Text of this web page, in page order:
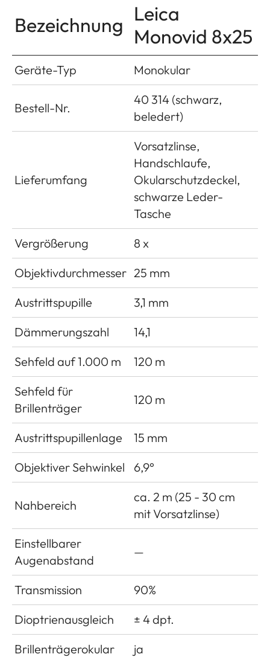
Bezeichnung Leica
Monovid 8x25
Geräte-Typ Monokular
Bestell-Nr.
40 314 (schwarz,
beledert)
Lieferumfang
Vorsatzlinse,
Handschlaufe,
Okularschutzdeckel,
schwarze Leder-
Tasche
Vergrößerung
8 x
Objektivdurchmesser 25 mm
Austrittspupille
3,1 mm
Dämmerungszahl
14,1
Sehfeld auf 1.000 m
120 m
Sehfeld für
Brillenträger
120 m
Austrittspupillenlage
15 mm
Objektiver Sehwinkel
6,9°
Nahbereich
ca. 2 m (25 - 30 cm
mit Vorsatzlinse)
Einstellbarer
Augenabstand
—
Transmission
90%
Dioptrienausgleich
± 4 dpt.
Brillenträgerokular
ja